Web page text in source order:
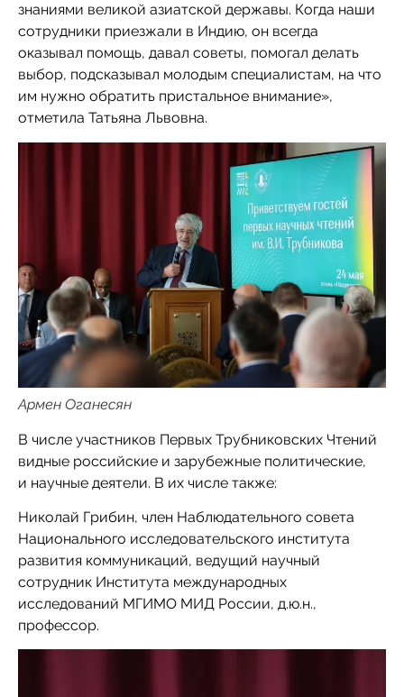
знаниями великой азиатской державы. Когда наши
сотрудники приезжали в Индию, он всегда
оказывал помощь, давал советы, помогал делать
выбор, подсказывал молодым специалистам, на что
им нужно обратить пристальное внимание»,
отметила Татьяна Львовна.
Армен Оганесян
В числе участников Первых Трубниковских Чтений
видные российские и зарубежные политические,
и научные деятели. В их числе также:
Николай Грибин, член Наблюдательного совета
Национального исследовательского института
развития коммуникаций, ведущий научный
сотрудник Института международных
исследований МГИМО МИД России, д.ю.н.,
профессор.